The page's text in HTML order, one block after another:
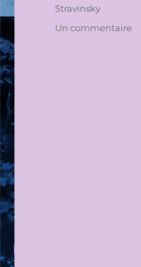
Stravinsky
Un commentairesur